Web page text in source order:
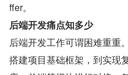
ffer。
后端开发痛点知多少
后端开发工作可谓困难重重
搭建项目基础框架，到实现